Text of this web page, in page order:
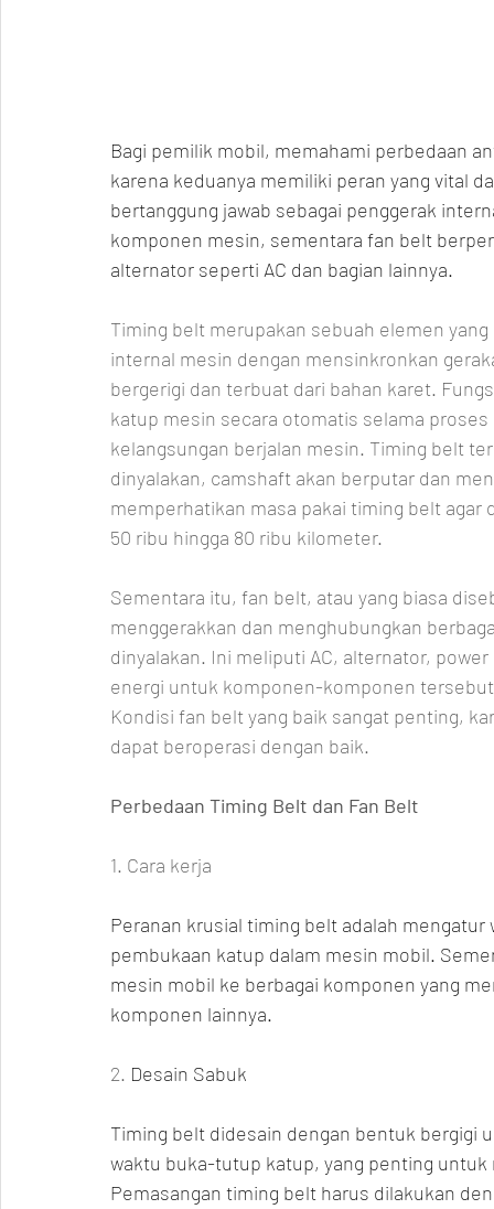
Bagi pemilik mobil, memahami perbedaan
karena keduanya memiliki peran yang vital
bertanggung jawab sebagai penggerak
komponen mesin, sementara fan belt
alternator seperti AC dan bagian lainnya.
Timing belt merupakan sebuah elemen
internal mesin dengan mensinkronkan
bergerigi dan terbuat dari bahan karet.
katup mesin secara otomatis selama
kelangsungan berjalan mesin. Timing belt
dinyalakan, camshaft akan berputar dan
memperhatikan masa pakai timing belt
50 ribu hingga 80 ribu kilometer.
Sementara itu, fan belt, atau yang biasa
menggerakkan dan menghubungkan
dinyalakan. Ini meliputi AC, alternator,
energi untuk komponen-komponen
Kondisi fan belt yang baik sangat penting,
dapat beroperasi dengan baik.
Perbedaan Timing Belt dan Fan Belt
1. Cara kerja
Peranan krusial timing belt adalah
pembukaan katup dalam mesin mobil.
mesin mobil ke berbagai komponen yang
komponen lainnya.
2. Desain Sabuk
Timing belt didesain dengan bentuk bergigi
waktu buka-tutup katup, yang penting
Pemasangan timing belt harus dilakukan